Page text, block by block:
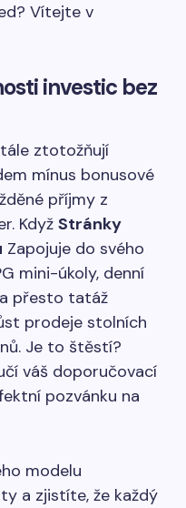
Vítejte v
investic bez
ztotožňují
mínus bonusové
příjmy z
Když Stránky
Zapojuje do svého
mini-úkoly, denní
přesto tatáž
prodeje stolních
Je to štěstí?
váš doporučovací
pozvánku na
modelu
a zjistíte, že každý